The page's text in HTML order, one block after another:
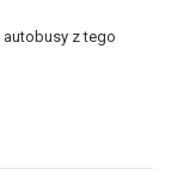
autobusy z tego